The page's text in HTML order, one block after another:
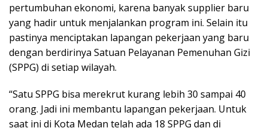
pertumbuhan ekonomi, karena banyak supplier baru
yang hadir untuk menjalankan program ini. Selain itu
pastinya menciptakan lapangan pekerjaan yang baru
dengan berdirinya Satuan Pelayanan Pemenuhan Gizi
(SPPG) di setiap wilayah.
“Satu SPPG bisa merekrut kurang lebih 30 sampai 40
orang. Jadi ini membantu lapangan pekerjaan. Untuk
saat ini di Kota Medan telah ada 18 SPPG dan di